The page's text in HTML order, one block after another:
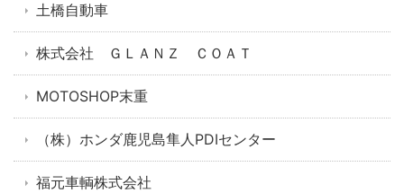
土橋自動車
株式会社 ＧＬＡＮＺ ＣＯＡＴ
MOTOSHOP末重
（株）ホンダ鹿児島隼人PDIセンター
福元車輌株式会社